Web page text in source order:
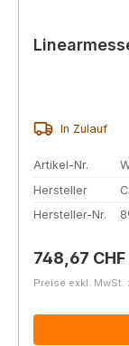
In Zulauf
Artikel-Nr.
Hersteller
Hersteller-Nr.
Regulärer
748,67 CHF
Preise exkl.